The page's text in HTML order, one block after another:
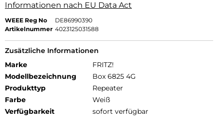
Informationen nach EU Data Act
WEEE Reg No
DE86990390
Artikelnummer 4023125031588
Zusätzliche Informationen
Marke
FRITZ!
Modellbezeichnung
Box 6825 4G
Produkttyp
Repeater
Farbe
Weiß
Verfügbarkeit
sofort verfügbar